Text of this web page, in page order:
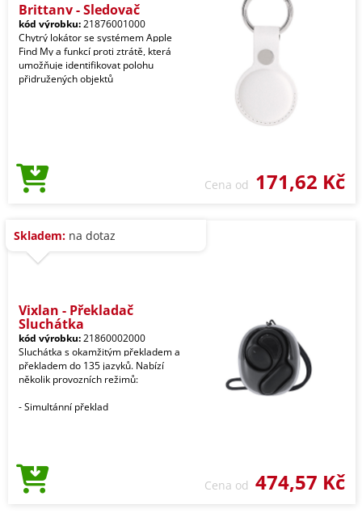
Brittany - Sledovač
kód výrobku:21876001000
Chytrý lokátor se systémem Apple
Find My a funkcí proti ztrátě, která
umožňuje identifikovat polohu
přidružených objektů
Cena od 171,62 Kč
Skladem: na dotaz
Vixlan - Překladač
Sluchátka
kód výrobku:21860002000
Sluchátka s okamžitým překladem a
překladem do 135 jazyků. Nabízí
několik provozních režimů:
- Simultánní překlad
Cena od 474,57 Kč